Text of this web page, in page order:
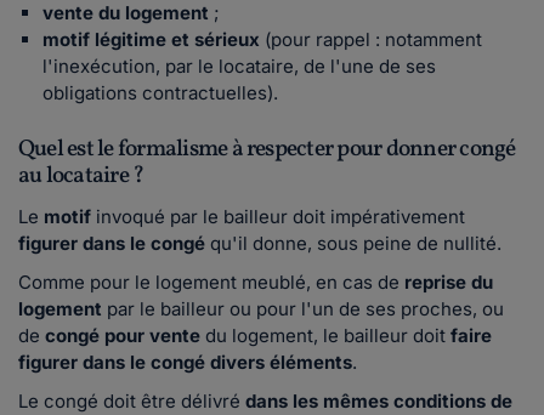
vente du logement ;
motif légitime et sérieux (pour rappel : notamment
l'inexécution, par le locataire, de l'une de ses
obligations contractuelles).
Quel est le formalisme à respecter pour donner congé
au locataire ?
Le motif invoqué par le bailleur doit impérativement
figurer dans le congé qu'il donne, sous peine de nullité.
Comme pour le logement meublé, en cas de reprise du
logement par le bailleur ou pour l'un de ses proches, ou
de congé pour vente du logement, le bailleur doit faire
figurer dans le congé divers éléments.
Le congé doit être délivré dans les mêmes conditions de